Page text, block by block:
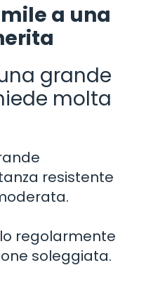
a una
grande
molta
resistente
regolarmente
soleggiata.